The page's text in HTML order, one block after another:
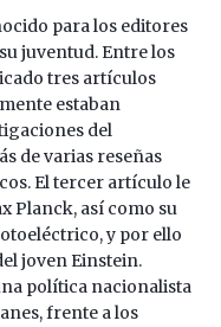
para los editores
juventud. Entre los
tres artículos
estaban
del
de varias reseñas
El tercer artículo le
Planck, así como su
y por ello
joven Einstein.
política nacionalista
frente a los